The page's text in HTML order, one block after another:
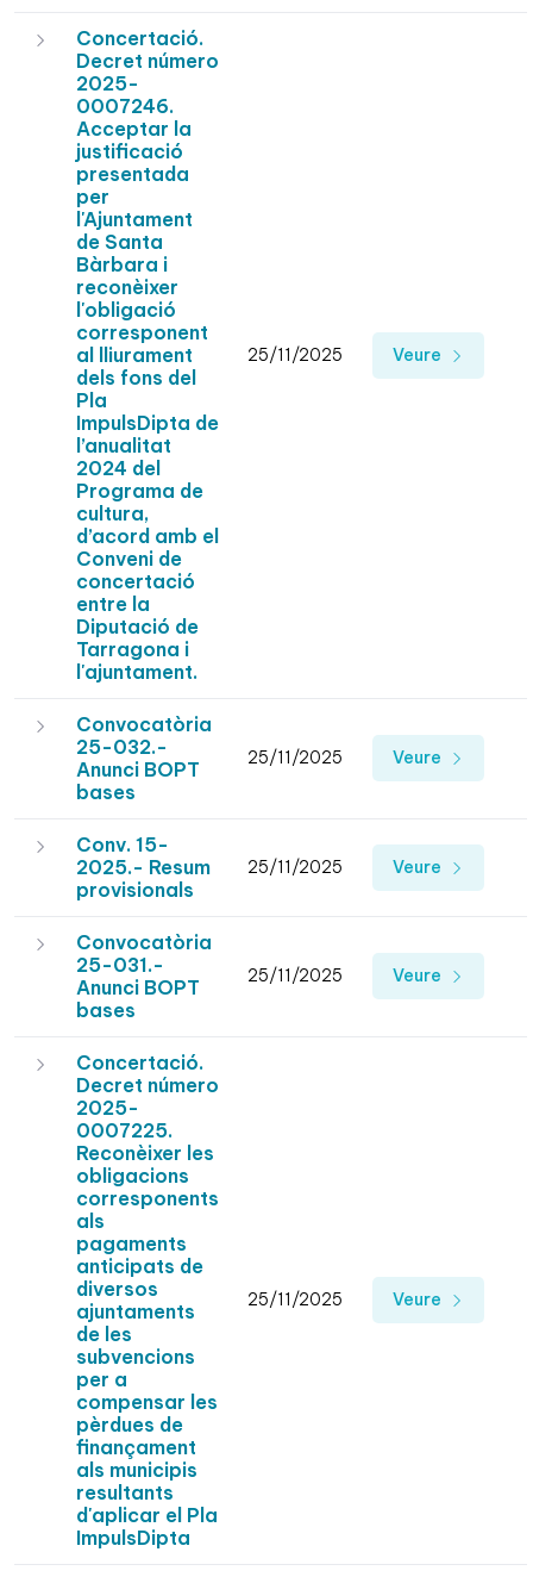
Concertació.
Decret número
2025-
0007246.
Acceptar la
justificació
presentada
per
l'Ajuntament
de Santa
Bàrbara i
reconèixer
l'obligació
corresponent
al lliurament
dels fons del
Pla
ImpulsDipta de
l’anualitat
2024 del
Programa de
cultura,
d’acord amb el
Conveni de
concertació
entre la
Diputació de
Tarragona i
l'ajuntament.
25/11/2025 Veure
Convocatòria
25-032.-
Anunci BOPT
bases
25/11/2025 Veure
Conv. 15-
2025.- Resum
provisionals
25/11/2025 Veure
Convocatòria
25-031.-
Anunci BOPT
bases
25/11/2025 Veure
Concertació.
Decret número
2025-
0007225.
Reconèixer les
obligacions
corresponents
als
pagaments
anticipats de
diversos
ajuntaments
de les
subvencions
per a
compensar les
pèrdues de
finançament
als municipis
resultants
d'aplicar el Pla
ImpulsDipta
25/11/2025 Veure